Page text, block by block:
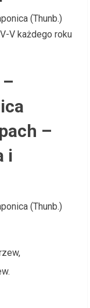
(Thunb.)
V każdego roku
–
i
(Thunb.)